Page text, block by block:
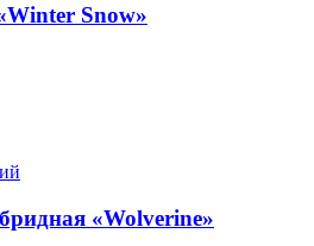
Snow»
«Wolverine»